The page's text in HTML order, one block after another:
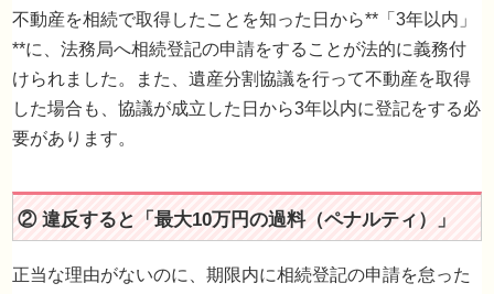
① 期限は「相続を知った日から3年以内」
不動産を相続で取得したことを知った日から**「3年以内」
**に、法務局へ相続登記の申請をすることが法的に義務付
けられました。また、遺産分割協議を行って不動産を取得
した場合も、協議が成立した日から3年以内に登記をする必
要があります。
正当な理由がないのに、期限内に相続登記の申請を怠った